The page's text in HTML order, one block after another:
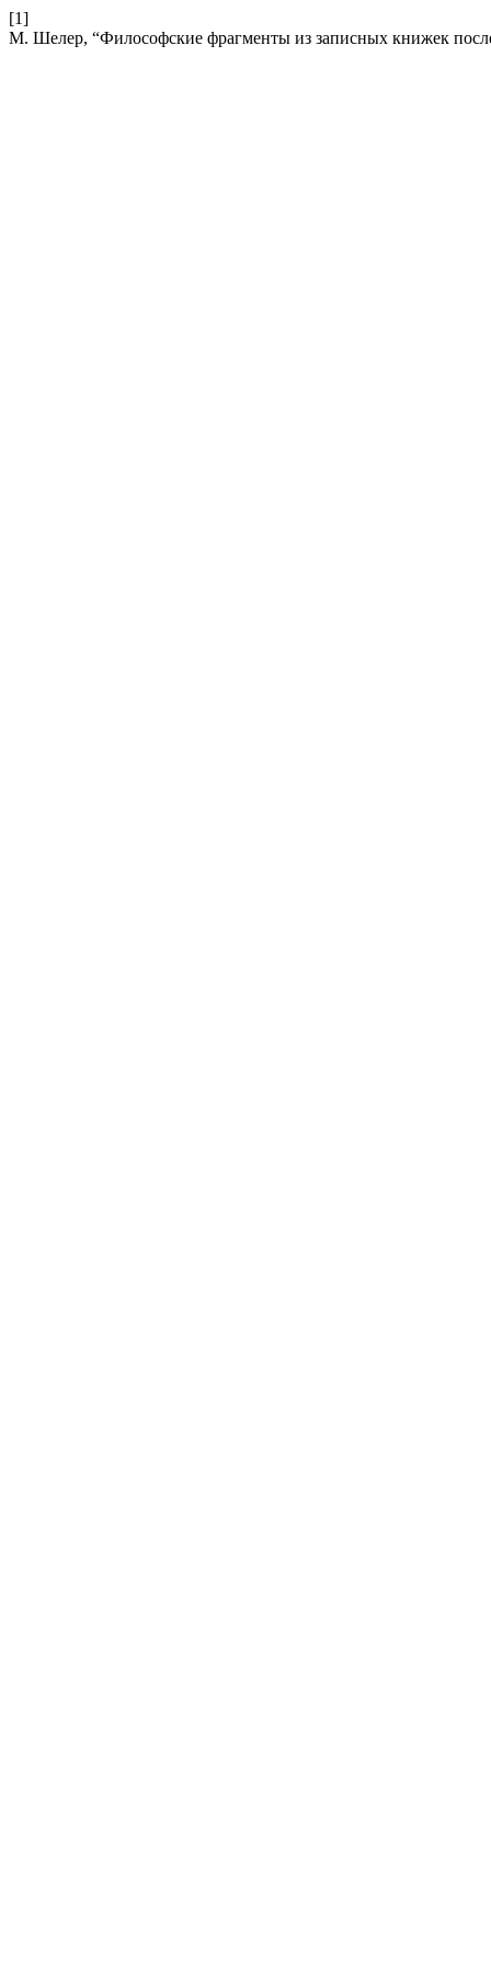
[1]
М. Шелер, “Философские фрагменты из записных книжек